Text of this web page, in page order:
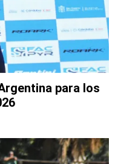
para los